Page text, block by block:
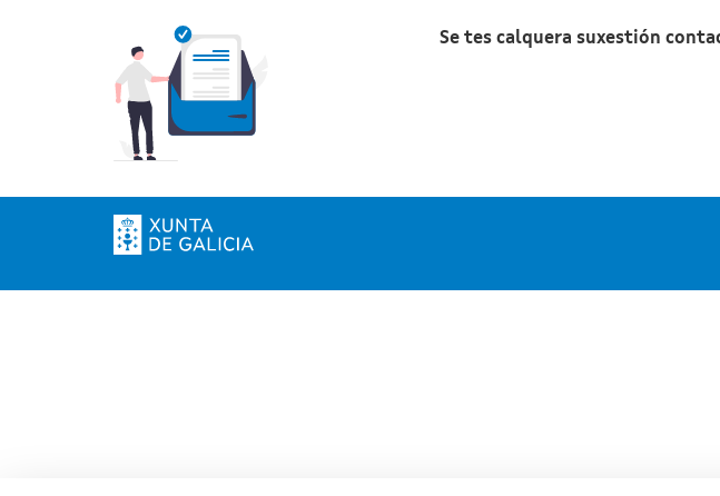
Se tes calquera suxestión